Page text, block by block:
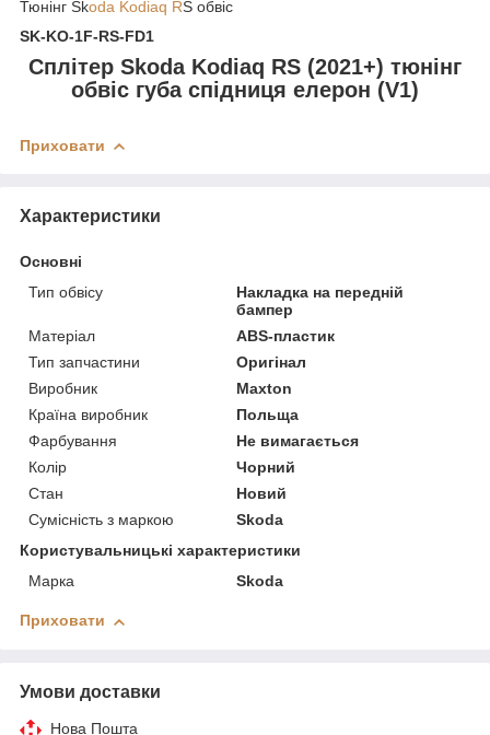
Тюнінг Skoda Kodiaq RS обвіс
SK-KO-1F-RS-FD1
Сплітер Skoda Kodiaq RS (2021+) тюнінг
обвіс губа спідниця елерон (V1)
Приховати
Характеристики
Основні
Тип обвісу
Накладка на передній
бампер
Матеріал
ABS-пластик
Тип запчастини
Оригінал
Виробник
Maxton
Країна виробник
Польща
Фарбування
Не вимагається
Колір
Чорний
Стан
Новий
Сумісність з маркою
Skoda
Користувальницькі характеристики
Марка
Skoda
Приховати
Умови доставки
Нова Пошта